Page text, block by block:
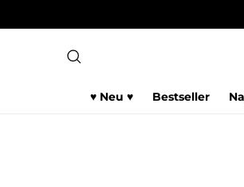
Inhalt
♥ Neu ♥ Bestseller